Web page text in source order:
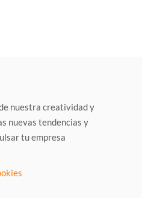
nuestra creatividad y
nuevas tendencias y
tu empresa